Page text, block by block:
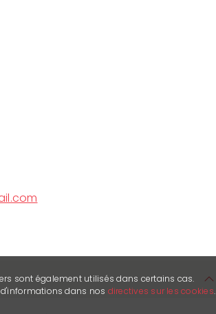
sont également utilisés dans certains cas.
dans nos directives sur les cookies.